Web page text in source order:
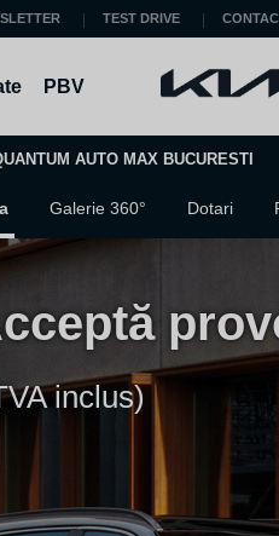
TEST DRIVE
PBV
AUTO MAX BUCURESTI
Galerie 360° Dotari
inclus)